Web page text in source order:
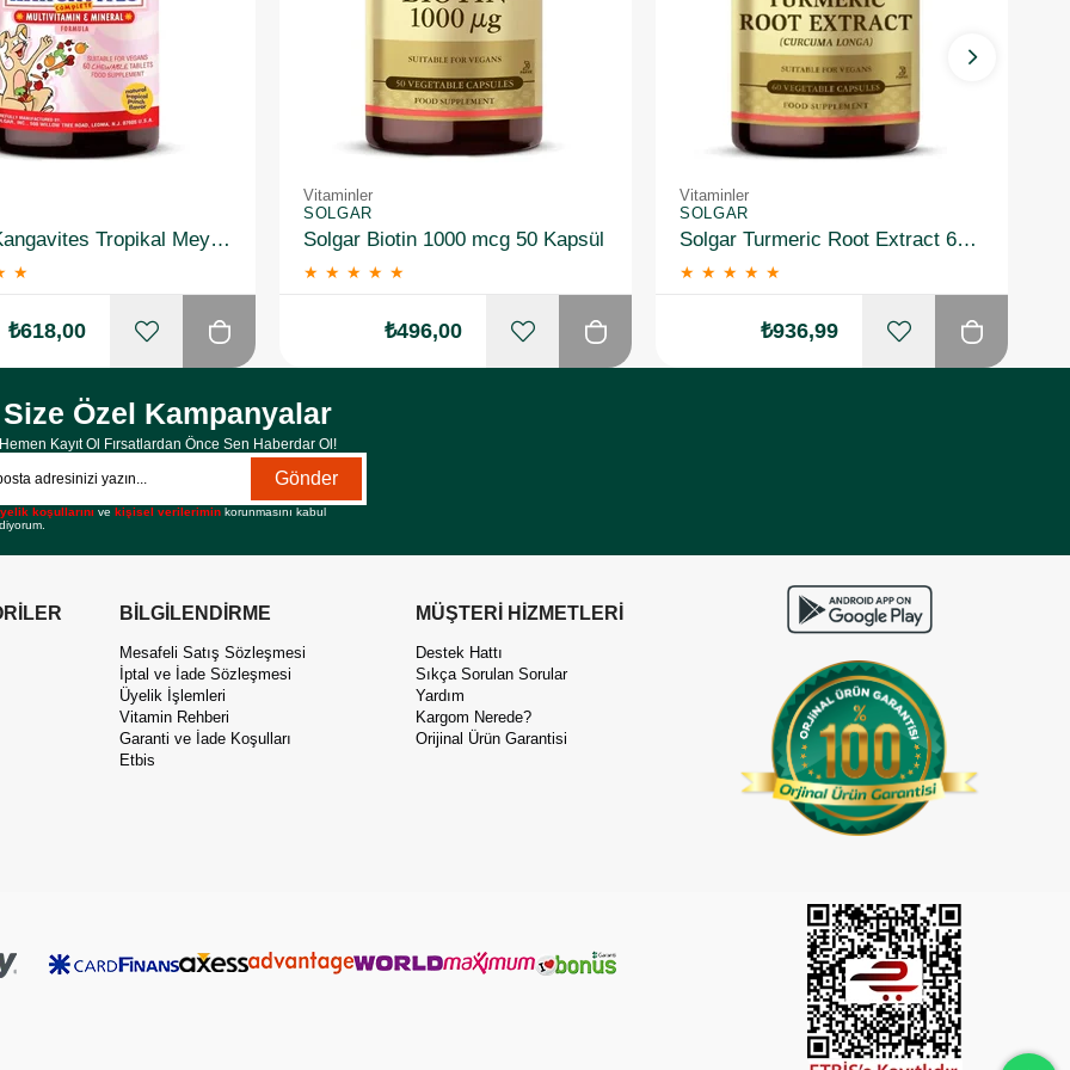
Solgar Kangavites Tropikal Meyve Aromalı 60 Tablet
★
₺618,00
Vitaminler
SOLGAR
Solgar Biotin 1000 mcg 50 Kapsül
★ ★ ★ ★ ★
₺496,00
Vitaminler
SOLGAR
Solgar Turmeric Root Extract 60 Kapsül
★ ★ ★ ★ ★
₺936,99
Size Özel Kampanyalar
Hemen Kayıt Ol Fırsatlardan Önce Sen Haberdar Ol!
Gönder
koşullarını vekişisel verilerimin korunmasını kabul
BİLGİLENDİRME
Mesafeli Satış Sözleşmesi
İptal ve İade Sözleşmesi
Üyelik İşlemleri
Vitamin Rehberi
Garanti ve İade Koşulları
Etbis
MÜŞTERİ HİZMETLERİ
Destek Hattı
Sıkça Sorulan Sorular
Yardım
Kargom Nerede?
Orijinal Ürün Garantisi